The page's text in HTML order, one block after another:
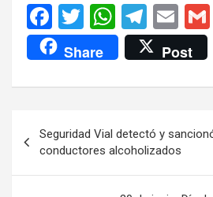
F
a
ce
b
o
k
T
wi
tt
er
W
h
at
s
p
p
T
el
e
gr
m
E
m
ail
Share Post
de
entradas
Seguridad Vial detectó y
conductores alcoholizados